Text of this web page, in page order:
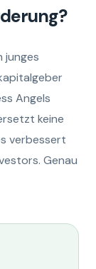
junges
Angels
keine
verbessert
Genau